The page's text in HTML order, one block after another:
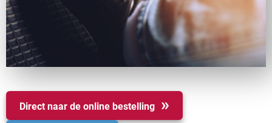
Direct naar de online bestelling